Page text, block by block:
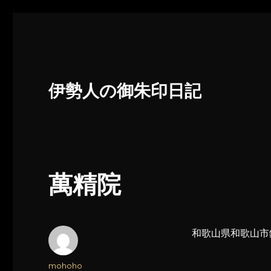
伊勢人の御朱印日記
萬精院
和歌山県和歌山
投
mohoho